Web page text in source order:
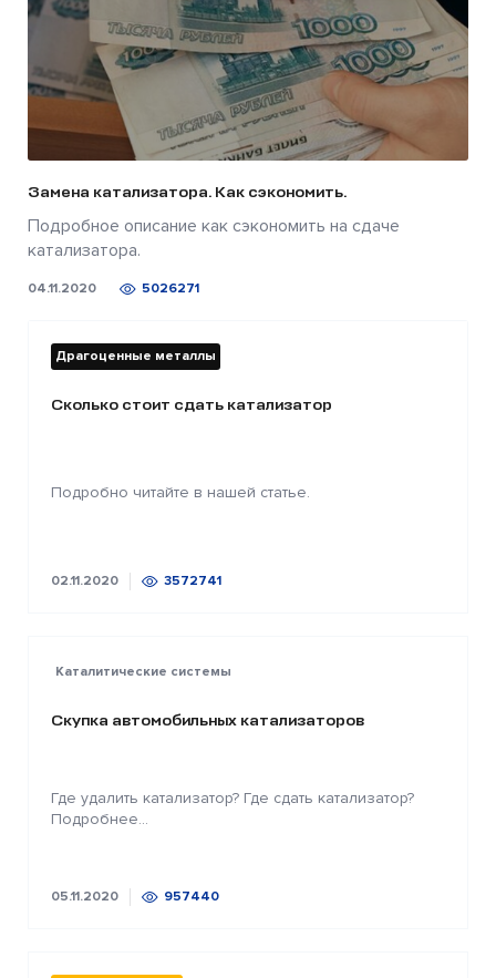
Замена катализатора. Как сэкономить.
Подробное описание как сэкономить на сдаче
катализатора.
04.11.2020 5026271
Драгоценные металлы
Сколько стоит сдать катализатор
Подробно читайте в нашей статье.
02.11.2020 3572741
Каталитические системы
Скупка автомобильных катализаторов
Где удалить катализатор? Где сдать катализатор?
Подробнее...
05.11.2020 957440